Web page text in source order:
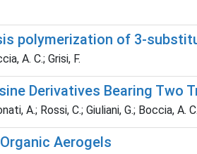
polymerization of 3-
A. C.; Grisi, F.
Derivatives Bearing Two
A.; Rossi, C.; Giuliani, G.; Boccia, A.
Aerogels